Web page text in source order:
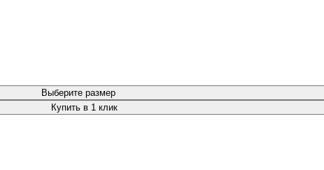
Выберите размер
Купить в 1 клик